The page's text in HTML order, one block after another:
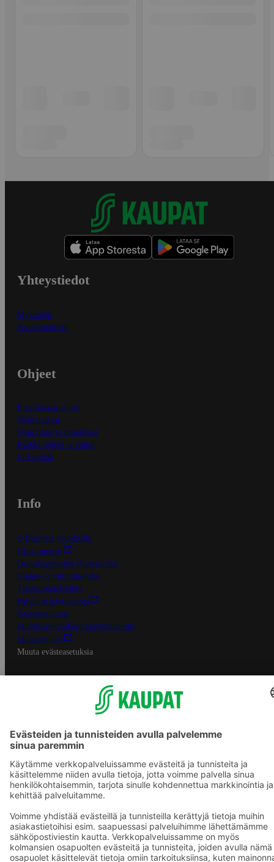
Yhteystiedot
Myymälät
Asiakaspalvelu
Ohjeet
Ensitilaajan ohjeet
Näin maksat
Näin tilaat ja muokkaat
Kaikki ohjeet ja vinkit
In English
Info
S-Business yrityksille
Oiva-raportit
Osuuskauppojen yhteystiedot
Tilaus- ja toimitusehdot
Tietosuojakäytäntö
Palvelun käyttöehdot
Saavutettavuus
Mobiilisovelluksen saavutettavuus
Mainostajalle
Muuta evästeasetuksia
S-ryhmän palvelut
S-ryhmä
Asiakasomistajuus
Yhteishyvä Ruoka -sovellus
S-ostoslista -sovellus
Prisma.fi
Sokos.fi
S-Pankki
Yhteishyvä
Sokos Hotels
Raflaamo